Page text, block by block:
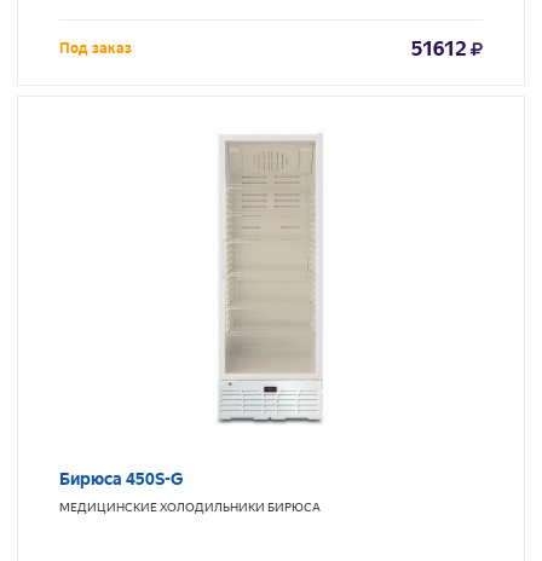
Под заказ 51612
Бирюса 450S-G
МЕДИЦИНСКИЕ ХОЛОДИЛЬНИКИ БИРЮСА